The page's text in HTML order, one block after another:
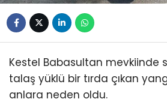
Kestel Babasultan mevkiinde
talaş yüklü bir tırda çıkan
anlara neden oldu.